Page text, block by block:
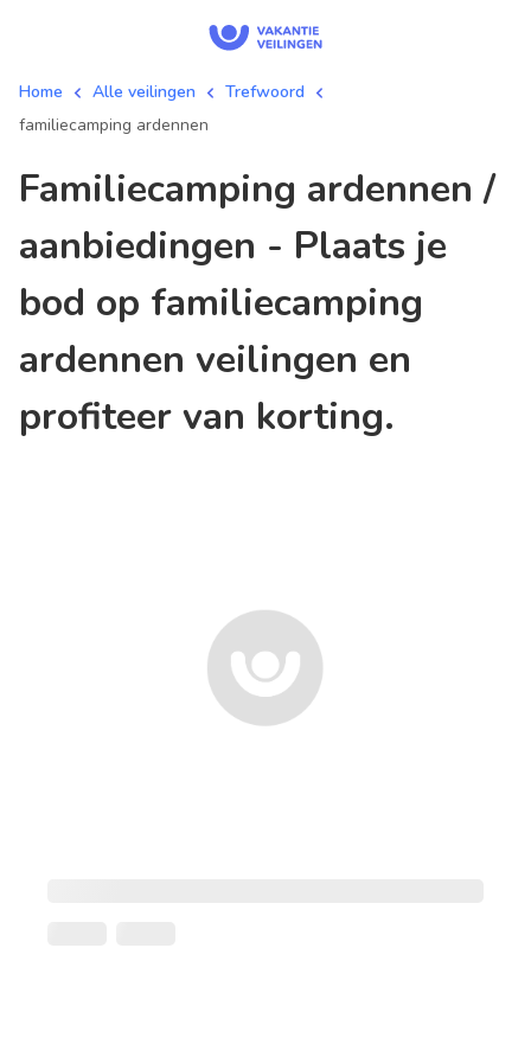
Home Alle veilingen
Trefwoord
familiecamping ardennen
familiecamping ardennen /
aanbiedingen - Plaats je
bod op familiecamping
ardennen veilingen en
profiteer van korting.